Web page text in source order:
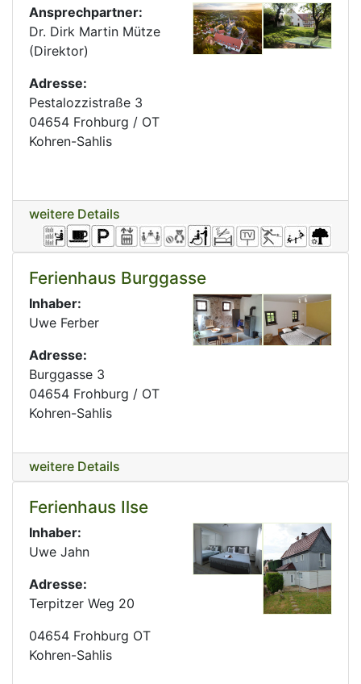
Ansprechpartner:
Dr. Dirk Martin Mütze
(Direktor)
Adresse:
Pestalozzistraße 3
04654 Frohburg / OT
Kohren-Sahlis
weitere Details
Ferienhaus Burggasse
Inhaber:
Uwe Ferber
Adresse:
Burggasse 3
04654 Frohburg / OT
Kohren-Sahlis
weitere Details
Ferienhaus Ilse
Inhaber:
Uwe Jahn
Adresse:
Terpitzer Weg 20
04654 Frohburg OT
Kohren-Sahlis